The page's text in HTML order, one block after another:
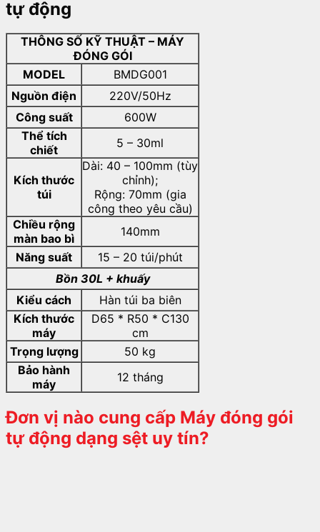
tự động
THÔNG SỐ KỸ THUẬT – MÁY
ĐÓNG GÓI
MODEL
BMDG001
Nguồn điện
220V/50Hz
Công suất
600W
Thể tích
chiết
5 – 30ml
Kích thước
túi
Dài: 40 – 100mm (tùy
chỉnh);
Rộng: 70mm (gia
công theo yêu cầu)
Chiều rộng
màn bao bì
140mm
Năng suất
15 – 20 túi/phút
Bồn 30L + khuấy
Kiểu cách
Hàn túi ba biên
Kích thước
máy
D65 * R50 * C130
cm
Trọng lượng
50 kg
Bảo hành
máy
12 tháng
Đơn vị nào cung cấp Máy đóng gói
tự động dạng sệt uy tín?